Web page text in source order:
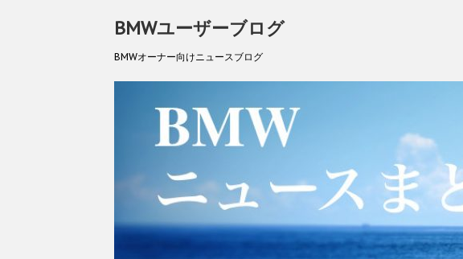
BMWユーザーブログ
BMWオーナー向けニュースブログ